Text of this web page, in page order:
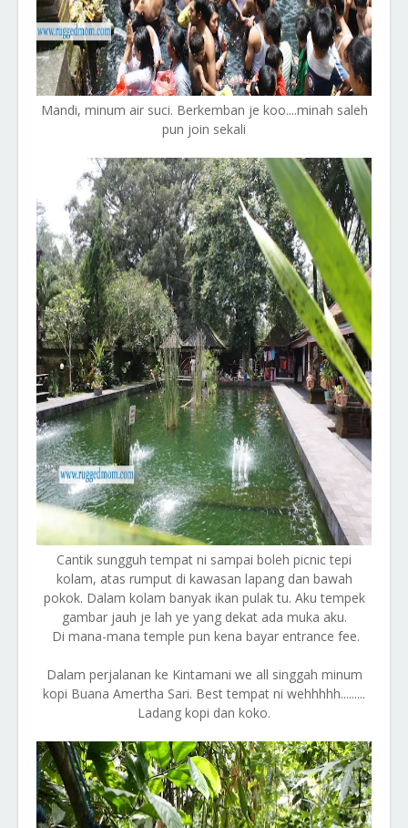
Mandi, minum air suci. Berkemban je koo....minah saleh
pun join sekali
Cantik sungguh tempat ni sampai boleh picnic tepi
kolam, atas rumput di kawasan lapang dan bawah
pokok. Dalam kolam banyak ikan pulak tu. Aku tempek
gambar jauh je lah ye yang dekat ada muka aku.
Di mana-mana temple pun kena bayar entrance fee.
Dalam perjalanan ke Kintamani we all singgah minum
kopi Buana Amertha Sari. Best tempat ni wehhhhh.........
Ladang kopi dan koko.